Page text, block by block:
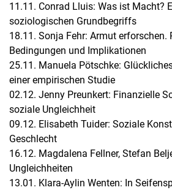
11.11. Conrad Lluis: Was ist Macht?
soziologischen Grundbegriffs
18.11. Sonja Fehr: Armut erforschen.
Bedingungen und Implikationen
25.11. Manuela Pötschke:
einer empirischen Studie
02.12. Jenny Preunkert: Finanzielle
soziale Ungleichheit
09.12. Elisabeth Tuider: Soziale
Geschlecht
16.12. Magdalena Fellner, Stefan
Ungleichheiten
13.01. Klara-Aylin Wenten: In